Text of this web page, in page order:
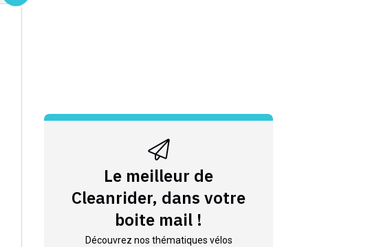
Le meilleur de
Cleanrider, dans votre
boite mail !
Découvrez nos thématiques vélos